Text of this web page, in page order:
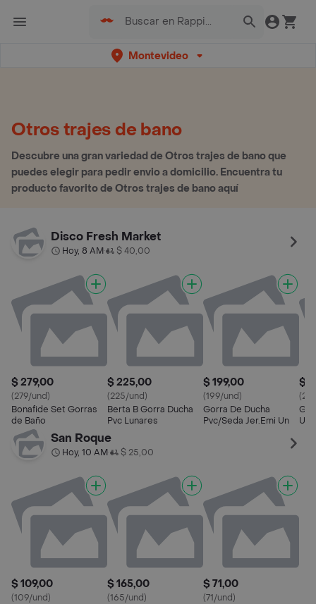
Montevideo
Otros trajes de bano
Descubre una gran variedad de Otros trajes de bano que
puedes elegir para pedir envio a domicilio. Encuentra tu
producto favorito de Otros trajes de bano aquí
Disco Fresh Market
Hoy, 8 AM• $ 40,00
$ 279,00
(279/und)
Bonafide Set Gorras
de Baño
$ 225,00
(225/und)
Berta B Gorra Ducha
Pvc Lunares
$ 199,00
(199/und)
Gorra De Ducha
Pvc/Seda Jer.Emi Un
$
Un
San Roque
Hoy, 10 AM• $ 25,00
$ 109,00
(109/und)
$ 165,00
(165/und)
$ 71,00
(71/und)